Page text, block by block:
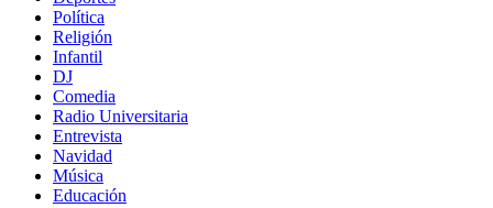
Política
Religión
Infantil
DJ
Comedia
Radio Universitaria
Entrevista
Navidad
Música
Educación